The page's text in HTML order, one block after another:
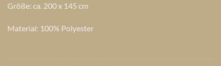
Größe: ca. 200 x 145 cm
Material: 100% Polyester